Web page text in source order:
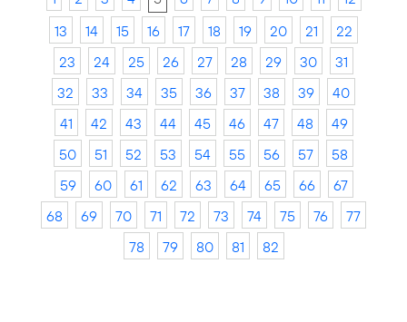
13
14 15 16 17 18 19 20 21
22
23
24 25 26 27 28 29 30
31
32
33 34 35 36 37 38 39
40
41
42 43 44 45 46 47 48
49
50
51 52 53 54 55 56 57
58
59
60 61 62 63 64 65 66
67
68
69 70 71 72 73 74 75 76
77
78
79 80 81 82